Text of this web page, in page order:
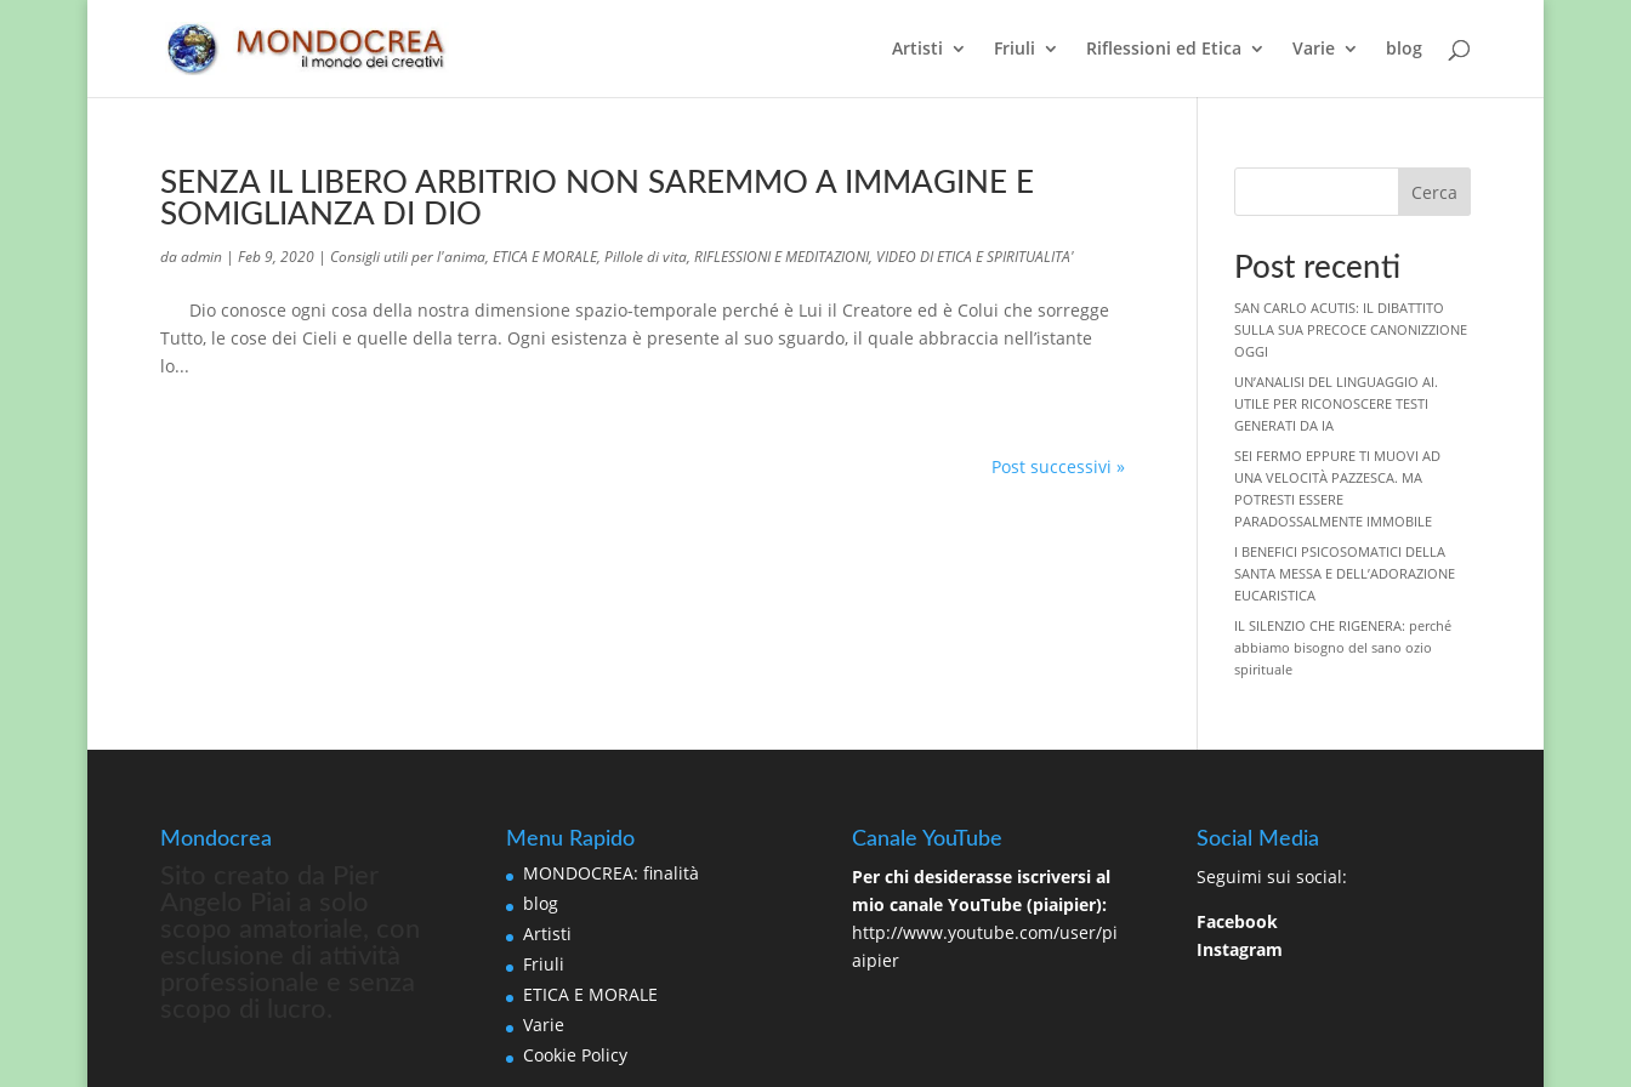
Artisti Friuli Riflessioni ed Etica Varie blog
SENZA IL LIBERO ARBITRIO NON SAREMMO A IMMAGINE E
SOMIGLIANZA DI DIO
daadmin | Feb 9, 2020 | Consigli utili per l'anima, ETICA E MORALE, Pillole di vita, RIFLESSIONI E MEDITAZIONI, VIDEO DI ETICA E SPIRITUALITA'
Dio conosce ogni cosa della nostra dimensione spazio-temporale perché è Lui il Creatore ed è Colui che sorregge
Tutto, le cose dei Cieli e quelle della terra. Ogni esistenza è presente al suo sguardo, il quale abbraccia nell’istante
lo...
Post successivi »
Cerca
Post recenti
SAN CARLO ACUTIS: IL DIBATTITO
SULLA SUA PRECOCE CANONIZZIONE
OGGI
UN’ANALISI DEL LINGUAGGIO AI.
UTILE PER RICONOSCERE TESTI
GENERATI DA IA
SEI FERMO EPPURE TI MUOVI AD
UNA VELOCITÀ PAZZESCA. MA
POTRESTI ESSERE
PARADOSSALMENTE IMMOBILE
I BENEFICI PSICOSOMATICI DELLA
SANTA MESSA E DELL’ADORAZIONE
EUCARISTICA
IL SILENZIO CHE RIGENERA: perché
abbiamo bisogno del sano ozio
spirituale
Mondocrea Menu Rapido
MONDOCREA: finalità
blog
Artisti
Friuli
ETICA E MORALE
Varie
Cookie Policy
Canale YouTube
Per chi desiderasse iscriversi al
mio canale YouTube (piaipier):
http://www.youtube.com/user/pi
aipier
Social Media
Seguimi sui social:
Facebook
Instagram